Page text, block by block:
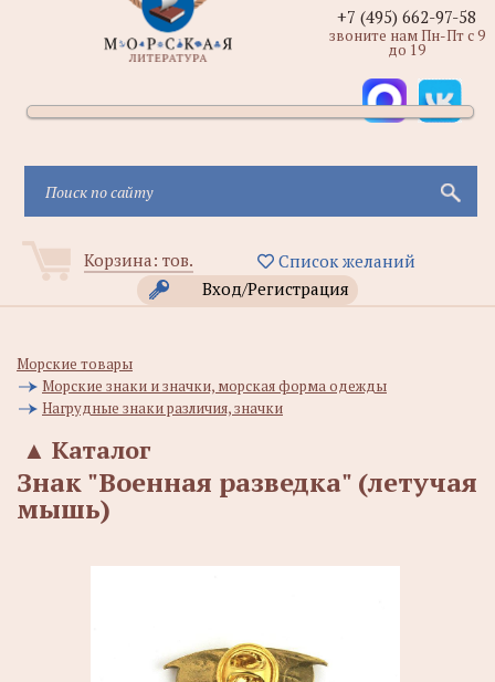
Корзина: тов.
Список желаний
Вход/Регистрация
+7 (495) 662-97-58
звоните нам Пн-Пт с 9
до 19
Морские товары
Морские знаки и значки, морская форма одежды
Нагрудные знаки различия, значки
Каталог
▲
Знак "Военная разведка" (летучая
мышь)